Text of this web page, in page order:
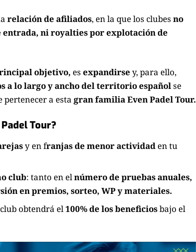
relación de afiliados, en la que los clubes no
ni royalties por explotación de
objetivo, es expandirse y, para ello,
a lo largo y ancho del territorio españolse
pertenecer a esta gran familia Even Padel Tour.
Tour?
y en franjas de menor actividad en tu
club: tanto en elnúmero de pruebas anuales,
en premios, sorteo, WP y materiales.
obtendrá el100% de los beneficiosbajo el